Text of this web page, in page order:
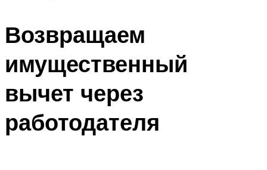
Возвращаем
имущественный
вычет через
работодателя